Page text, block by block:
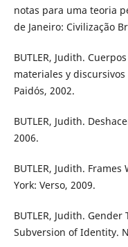
notas para uma teoria
de Janeiro: Civilização
BUTLER, Judith.
materiales y
Paidós, 2002.
BUTLER, Judith.
2006.
BUTLER, Judith.
York: Verso, 2009.
BUTLER, Judith.
Subversion of Identity.